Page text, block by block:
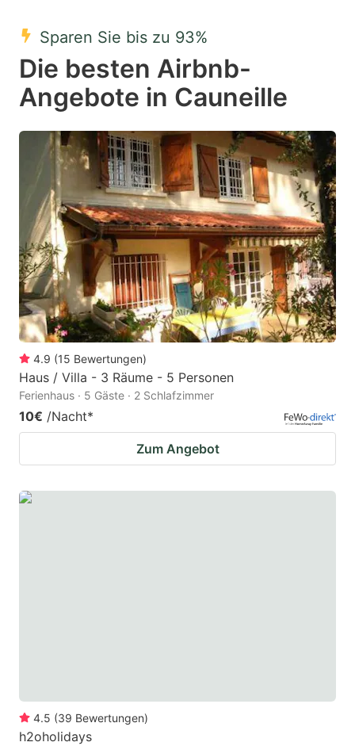
key
to
get
the
keyboard
shortcuts
changing
dates.
to
get
keyboard
shortcuts
for
changing
dates.
Sparen Sie bis zu 93%
Die besten Airbnb-
Angebote in Cauneille
4.9 (15 Bewertungen)
Haus / Villa - 3 Räume - 5 Personen
Ferienhaus · 5 Gäste · 2 Schlafzimmer
10€ /Nacht*
Zum Angebot
4.5 (39 Bewertungen)
h2oholidays